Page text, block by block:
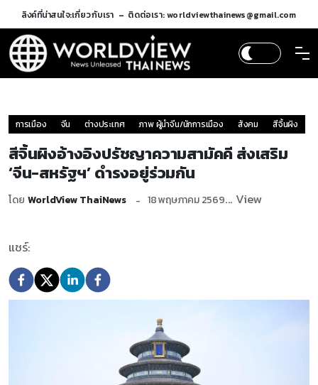
ลิงค์ที่น่าสนใจ:เกี่ยวกับเรา ติดต่อเรา: worldviewthainews@gmail.com
การเมือง จีน ต่างประเทศ ภาพ ผู้นำจีน/นักการเมือง สังคม สีจิ้นผิง
สีจิ้นผิงอ้างอิงปรัชญาความสามัคคี ส่งเสริม
‘จีน-สหรัฐฯ’ ดำรงอยู่ร่วมกัน
โดย WorldView ThaiNews 18 พฤษภาคม 2569... View
แชร์: